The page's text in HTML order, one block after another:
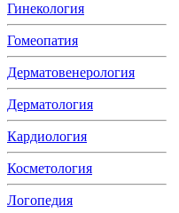
Гинекология
Гомеопатия
Дерматовенерология
Дерматология
Кардиология
Косметология
Логопедия